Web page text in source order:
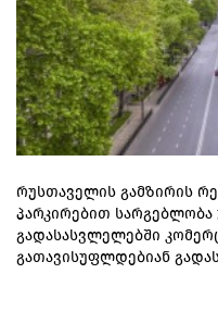
რუსთაველის გამზირის
პარკირებით სარგებლობა
გადასასვლელებში
გათავისუფლდებიან